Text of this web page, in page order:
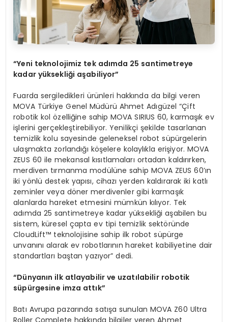
“Yeni teknolojimiz tek adımda 25 santimetreye
kadar yüksekliği aşabiliyor”
Fuarda sergiledikleri ürünleri hakkında da bilgi veren
MOVA Türkiye Genel Müdürü Ahmet Adıgüzel “Çift
robotik kol özelliğine sahip MOVA SIRIUS 60, karmaşık ev
işlerini gerçekleştirebiliyor. Yenilikçi şekilde tasarlanan
temizlik kolu sayesinde geleneksel robot süpürgelerin
ulaşmakta zorlandığı köşelere kolaylıkla erişiyor. MOVA
ZEUS 60 ile mekansal kısıtlamaları ortadan kaldırırken,
merdiven tırmanma modülüne sahip MOVA ZEUS 60’ın
iki yönlü destek yapısı, cihazı yerden kaldırarak iki katlı
zeminler veya döner merdivenler gibi karmaşık
alanlarda hareket etmesini mümkün kılıyor. Tek
adımda 25 santimetreye kadar yüksekliği aşabilen bu
sistem, küresel çapta ev tipi temizlik sektöründe
CloudLift™ teknolojisine sahip ilk robot süpürge
unvanını alarak ev robotlarının hareket kabiliyetine dair
standartları baştan yazıyor” dedi.
“Dünyanın ilk atlayabilir ve uzatılabilir robotik
süpürgesine imza attık”
Batı Avrupa pazarında satışa sunulan MOVA Z60 Ultra
Roller Complete hakkında bilgiler veren Ahmet